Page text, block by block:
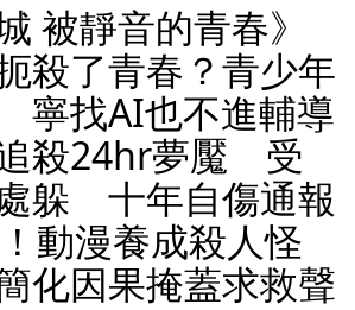
被靜音的青春》
殺了青春？青少年
寧找AI也不進輔導
殺24hr夢魘 受
躲 十年自傷通報
動漫養成殺人怪
化因果掩蓋求救聲